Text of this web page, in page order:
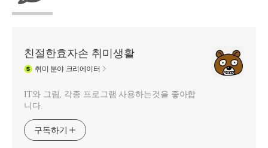
친절한효자손 취미생활
취미 분야 크리에이터
IT와 그림, 각종 프로그램 사용하는것을 좋아합
니다.
구독하기